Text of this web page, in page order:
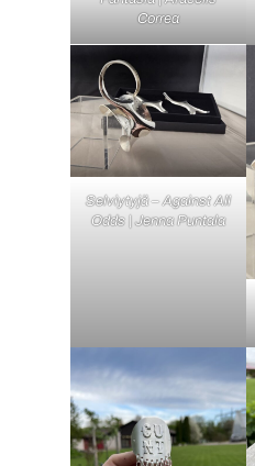
Correa
Selviytyjä – Against All
Odds | Jenna Puntala